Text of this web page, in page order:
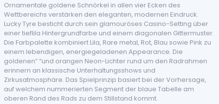
Ornamentale goldene Schnörkel in allen vier Ecken des
Wettbereichs verstärken den eleganten, modernen Eindruck.
Lucky Tyre besticht durch sein glamouröses Casino-Setting über
einer tieflila Hintergrundfarbe und einem diagonalen Gittermuster.
Die Farbpalette kombiniert Lila, Rare metal, Rot, Blau sowie Pink zu
einem lebendigen, energiegeladenen Appearance. Die
goldenen” “und orangen Neon-Lichter rund um den Radrahmen
erinnern an klassische Unterhaltungsshows und
Zirkusatmosphäre. Das Spielprinzip basiert bei der Vorhersage,
auf welchem nummerierten Segment der blaue Tabelle am
oberen Rand des Rads zu dem Stillstand kommt.